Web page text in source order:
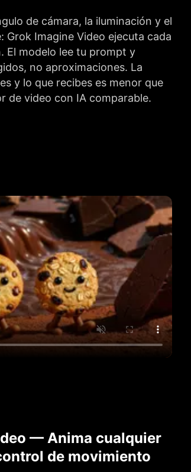
de cámara, la iluminación y el
Grok Imagine Video ejecuta cada
El modelo lee tu prompt y
no aproximaciones. La
y lo que recibes es menor que
de video con IA comparable.
— Anima cualquier
de movimiento